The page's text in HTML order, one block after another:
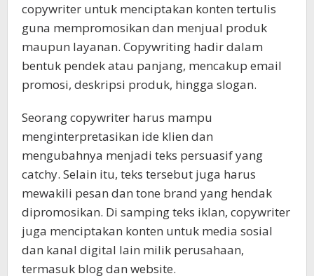
copywriter untuk menciptakan konten tertulis
guna mempromosikan dan menjual produk
maupun layanan. Copywriting hadir dalam
bentuk pendek atau panjang, mencakup email
promosi, deskripsi produk, hingga slogan.
Seorang copywriter harus mampu
menginterpretasikan ide klien dan
mengubahnya menjadi teks persuasif yang
catchy. Selain itu, teks tersebut juga harus
mewakili pesan dan tone brand yang hendak
dipromosikan. Di samping teks iklan, copywriter
juga menciptakan konten untuk media sosial
dan kanal digital lain milik perusahaan,
termasuk blog dan website.